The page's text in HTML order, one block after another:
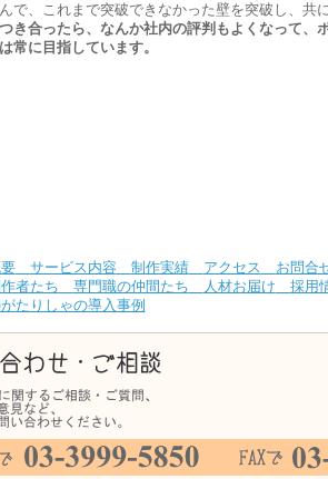
で、これまで突破できなかった壁を突破し、共
つき合ったら、なんか社内の評判もよくなって
常に目指しています。
サービス内容 制作実績 アクセス
お問合
者たち 専門職の仲間たち 人材お届け
採用
たりしゃの導入事例